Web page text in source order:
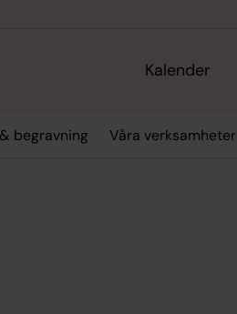
Kalender
begravning Våra verksamheter